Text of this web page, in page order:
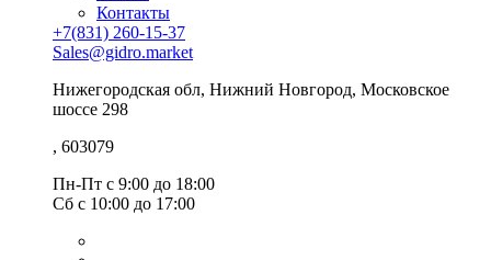
Контакты
+7(831) 260-15-37
Sales@gidro.market
Нижегородская обл, Нижний Новгород, Московское
шоссе 298
, 603079
Пн-Пт с 9:00 до 18:00
Сб с 10:00 до 17:00